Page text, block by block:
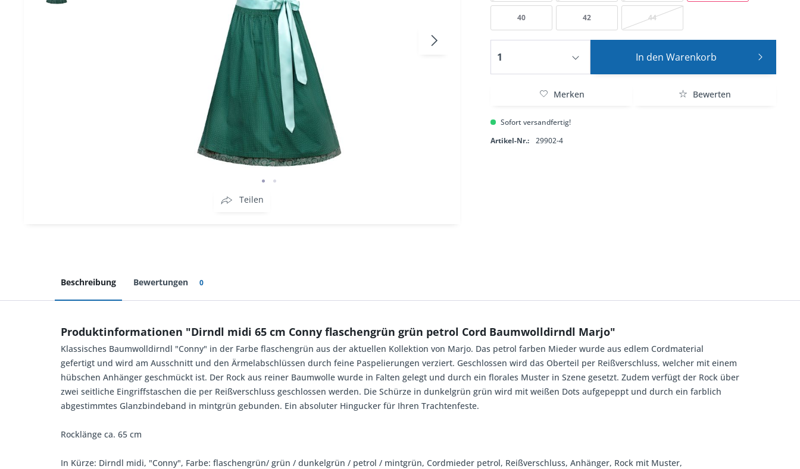
Teilen
40 42 44
In den Warenkorb
Merken Bewerten
Sofort versandfertig!
Artikel-Nr.:
29902-4
Beschreibung Bewertungen 0
Produktinformationen "Dirndl midi 65 cm Conny flaschengrün grün petrol Cord Baumwolldirndl Marjo"
Klassisches Baumwolldirndl "Conny" in der Farbe flaschengrün aus der aktuellen Kollektion von Marjo. Das petrol farben Mieder wurde aus edlem Cordmaterial
gefertigt und wird am Ausschnitt und den Ärmelabschlüssen durch feine Paspelierungen verziert. Geschlossen wird das Oberteil per Reißverschluss, welcher mit einem
hübschen Anhänger geschmückt ist. Der Rock aus reiner Baumwolle wurde in Falten gelegt und durch ein florales Muster in Szene gesetzt. Zudem verfügt der Rock über
zwei seitliche Eingriffstaschen die per Reißverschluss geschlossen werden. Die Schürze in dunkelgrün grün wird mit weißen Dots aufgepeppt und durch ein farblich
abgestimmtes Glanzbindeband in mintgrün gebunden. Ein absoluter Hingucker für Ihren Trachtenfeste.
Rocklänge ca. 65 cm
In Kürze: Dirndl midi, "Conny", Farbe: flaschengrün/ grün / dunkelgrün / petrol / mintgrün, Cordmieder petrol, Reißverschluss, Anhänger, Rock mit Muster,